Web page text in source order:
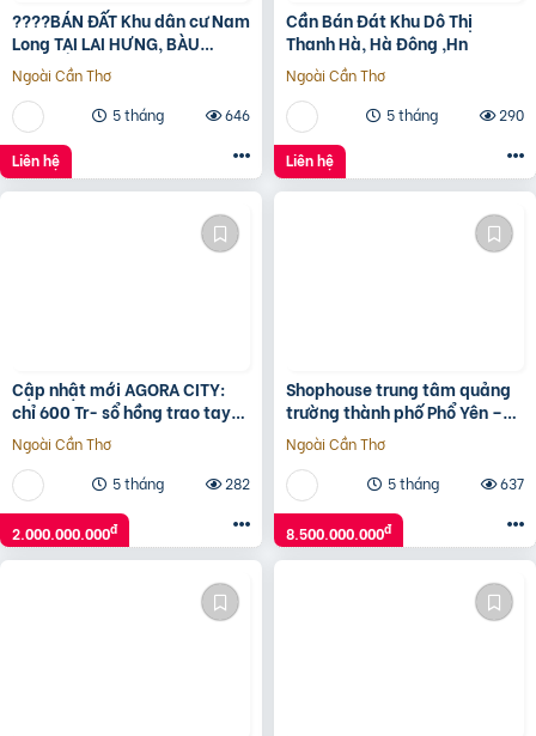
????BÁN ĐẤT Khu dân cư Nam
Long TẠI LAI HƯNG, BÀU
BÀNG, BÌNH DƯƠNG????
Ngoài Cần Thơ
5 tháng
646
Liên hệ
Cần Bán Đát Khu Dô Thị
Thanh Hà, Hà Đông ,Hn
Ngoài Cần Thơ
5 tháng
290
Liên hệ
Cập nhật mới AGORA CITY:
chỉ 600 Tr- sổ hồng trao tay-
không gốc & Hỗ trợ LS 24
tháng.Vũ 0933910039
Ngoài Cần Thơ
5 tháng
282
2.000.000.000đ
Shophouse trung tâm quảng
trường thành phố Phổ Yên –
Thái Nguyên
Ngoài Cần Thơ
5 tháng
637
8.500.000.000đ